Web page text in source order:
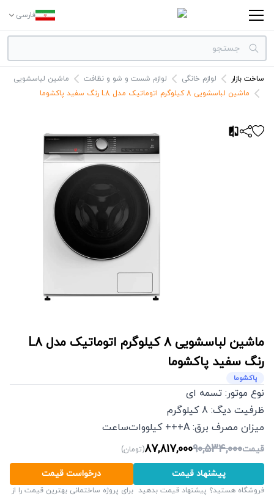
فارسی
دسته بندی‌ها
ساخت بازار لوازم خانگی لوازم شست و شو و نظافت
ماشین لباسشویی
ماشین لباسشویی 8 کیلوگرم اتوماتیک مدل L8 رنگ سفید پاکشوما
ماشین لباسشویی 8 کیلوگرم اتوماتیک مدل L8
رنگ سفید پاکشوما
پاکشوما
نوع موتور: تسمه ای
ظرفیت دیگ: 8 کیلوگرم
میزان مصرف برق: A+++ کیلووات‌ساعت
قیمت90,534,000
87,817,000
(تومان)
پیشنهاد قیمت
فروشگاه هستید؟ پیشنهاد قیمت بدهید
درخواست قیمت
برای پروژه ساختمانی بهترین قیمت را از